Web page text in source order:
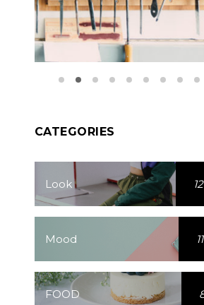
CATEGORIES
Look
Mood
FOOD